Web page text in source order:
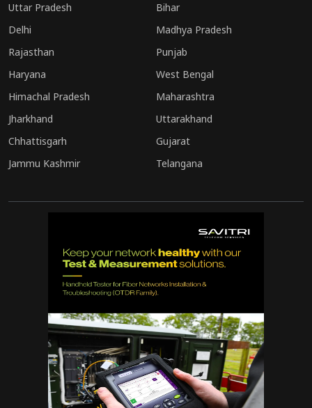
Uttar Pradesh
Bihar
Delhi
Madhya Pradesh
Rajasthan
Punjab
Haryana
West Bengal
Himachal Pradesh
Maharashtra
Jharkhand
Uttarakhand
Chhattisgarh
Gujarat
Jammu Kashmir
Telangana